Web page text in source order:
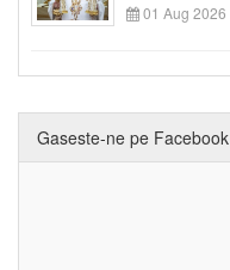
01 Aug 2026
Gaseste-ne pe Facebook